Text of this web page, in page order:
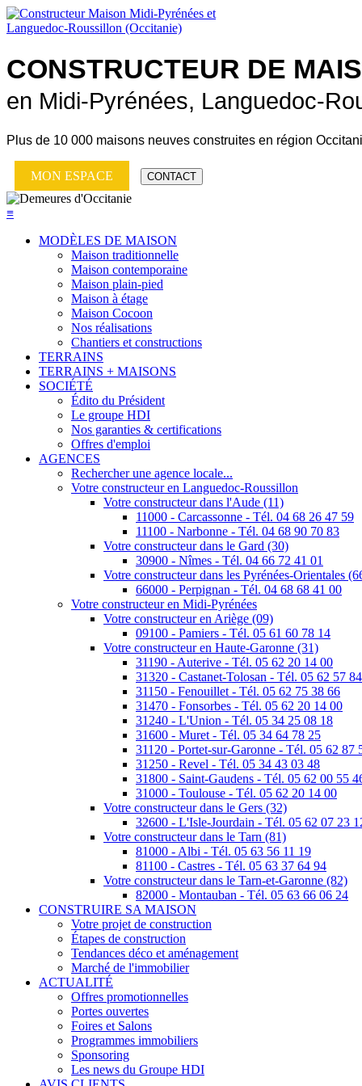
CONSTRUCTEUR DE
en Midi-Pyrénées, Languedoc-
Plus de 10 000 maisons neuves construites en région
MON ESPACE CONTACT
≡
MODÈLES DE MAISON
Maison traditionnelle
Maison contemporaine
Maison plain-pied
Maison à étage
Maison Cocoon
Nos réalisations
Chantiers et constructions
TERRAINS
TERRAINS + MAISONS
SOCIÉTÉ
Édito du Président
Le groupe HDI
Nos garanties & certifications
Offres d'emploi
AGENCES
Rechercher une agence locale...
Votre constructeur en Languedoc-Roussillon
Votre constructeur dans l'Aude (11)
11000 - Carcassonne - Tél. 04 68 26 47 59
11100 - Narbonne - Tél. 04 68 90 70 83
Votre constructeur dans le Gard (30)
30900 - Nîmes - Tél. 04 66 72 41 01
Votre constructeur dans les Pyrénées-Orientales
66000 - Perpignan - Tél. 04 68 68 41 00
Votre constructeur en Midi-Pyrénées
Votre constructeur en Ariège (09)
09100 - Pamiers - Tél. 05 61 60 78 14
Votre constructeur en Haute-Garonne (31)
31190 - Auterive - Tél. 05 62 20 14 00
31320 - Castanet-Tolosan - Tél. 05 62 57
31150 - Fenouillet - Tél. 05 62 75 38 66
31470 - Fonsorbes - Tél. 05 62 20 14 00
31240 - L'Union - Tél. 05 34 25 08 18
31600 - Muret - Tél. 05 34 64 78 25
31120 - Portet-sur-Garonne - Tél. 05 62 87
31250 - Revel - Tél. 05 34 43 03 48
31800 - Saint-Gaudens - Tél. 05 62 00 55
31000 - Toulouse - Tél. 05 62 20 14 00
Votre constructeur dans le Gers (32)
32600 - L'Isle-Jourdain - Tél. 05 62 07 23
Votre constructeur dans le Tarn (81)
81000 - Albi - Tél. 05 63 56 11 19
81100 - Castres - Tél. 05 63 37 64 94
Votre constructeur dans le Tarn-et-Garonne (82)
82000 - Montauban - Tél. 05 63 66 06 24
CONSTRUIRE SA MAISON
Votre projet de construction
Étapes de construction
Tendances déco et aménagement
Marché de l'immobilier
ACTUALITÉ
Offres promotionnelles
Portes ouvertes
Foires et Salons
Programmes immobiliers
Sponsoring
Les news du Groupe HDI